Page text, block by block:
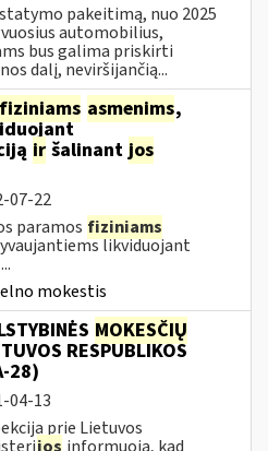
pakeitimą, nuo 2025
automobilius,
bus galima priskirti
dalį, neviršijančią...
fiziniams asmenims,
ir šalinant jos
07-22
paramos fiziniams
likviduojant
...
mokestis
MOKESČIŲ
RESPUBLIKOS
28)
04-13
prie Lietuvos
jos informuoja, kad